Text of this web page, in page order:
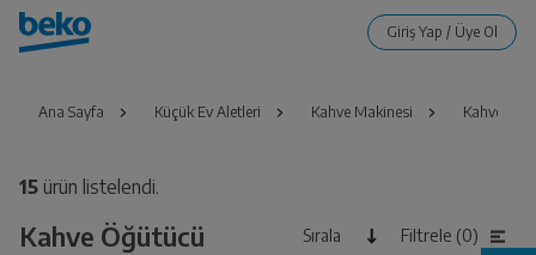
Ana Sayfa Küçük Ev Aletleri Kahve Makinesi Kahve
15 ürün listelendi.
Kahve Öğütücü Sırala Filtrele (0)